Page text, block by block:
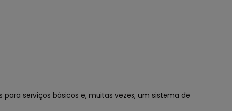
serviços básicos e, muitas vezes, um sistema de